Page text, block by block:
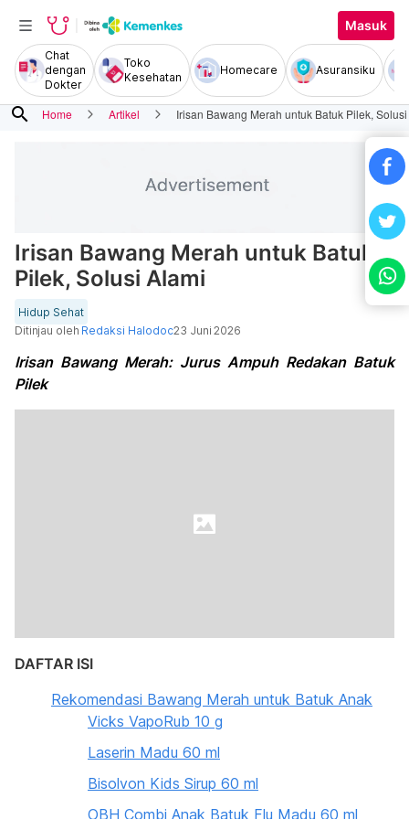
Masuk
Chat
dengan
Dokter
Toko
Kesehatan
Homecare Asuransiku
search Home Artikel Irisan Bawang Merah untuk Batuk Pilek,
Irisan Bawang Merah untuk Batuk
Pilek, Solusi Alami
Hidup Sehat
Ditinjau oleh Redaksi Halodoc23 Juni 2026
Irisan Bawang Merah: Jurus Ampuh Redakan Batuk
Pilek
DAFTAR ISI
Rekomendasi Bawang Merah untuk Batuk Anak
Vicks VapoRub 10 g
Laserin Madu 60 ml
Bisolvon Kids Sirup 60 ml
OBH Combi Anak Batuk Flu Madu 60 ml